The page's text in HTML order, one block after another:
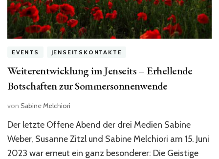
EVENTS JENSEITSKONTAKTE
Weiterentwicklung im Jenseits – Erhellende
Botschaften zur Sommersonnenwende
von Sabine Melchiori
Der letzte Offene Abend der drei Medien Sabine
Weber, Susanne Zitzl und Sabine Melchiori am 15. Juni
2023 war erneut ein ganz besonderer: Die Geistige